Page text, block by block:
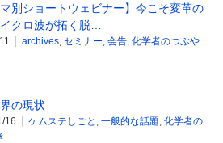
マ別ショートウェビナー】今こそ変革の
クロ波が拓く脱…
archives セミナー 会告 化学者のつぶや
の現状
16 ケムステしごと 一般的な話題 化学者の